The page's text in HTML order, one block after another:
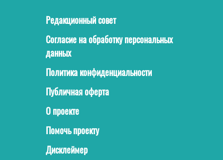
Редакционный совет
Согласие на обработку персональных
данных
Политика конфиденциальности
Публичная оферта
О проекте
Помочь проекту
Дисклеймер